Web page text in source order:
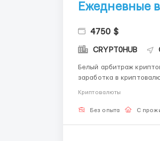
Ежедневные
4750 $
CRYPT0HUB
Белый арбитраж криптовалют |
заработка в
Криптовалюты
Без опыта С